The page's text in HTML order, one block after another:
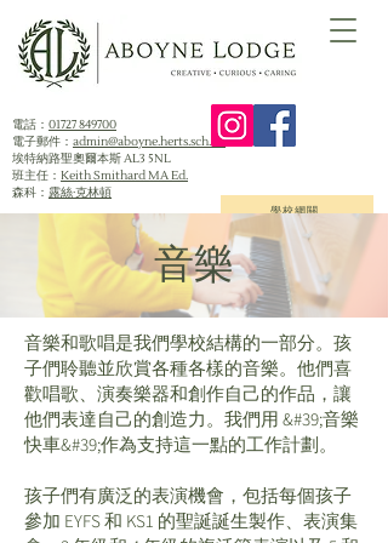
電話： 01727 849700
電子郵件： admin@aboyne.herts.sch.uk
埃特納路聖奧爾本斯 AL3 5NL
班主任： Keith Smithard MA Ed.
森科： 露絲·克林頓
學校網關
音樂
音樂和歌唱是我們學校結構的一部分。孩
子們聆聽並欣賞各種各樣的音樂。他們喜
歡唱歌、演奏樂器和創作自己的作品，讓
他們表達自己的創造力。我們用 &#39;音樂
快車&#39;作為支持這一點的工作計劃。
孩子們有廣泛的表演機會，包括每個孩子
參加 EYFS 和 KS1 的聖誕誕生製作、表演集